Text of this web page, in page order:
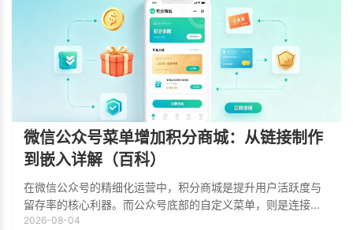
微信公众号菜单增加积分商城：从链接制作
到嵌入详解（百科）
在微信公众号的精细化运营中，积分商城是提升用户活跃度与
留存率的核心利器。而公众号底部的自定义菜单，则是连接用
户与积分商城最直接的流量入口。将积分商城无缝嵌入公众号
2026-08-04